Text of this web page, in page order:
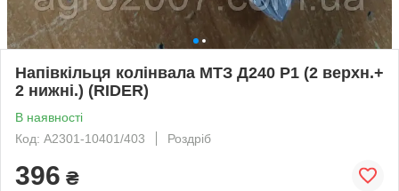
Напівкільця колінвала МТЗ Д240 Р1 (2 верхн.+
2 нижні.) (RIDER)
В наявності
Код: А2301-10401/403
Роздріб
396 ₴